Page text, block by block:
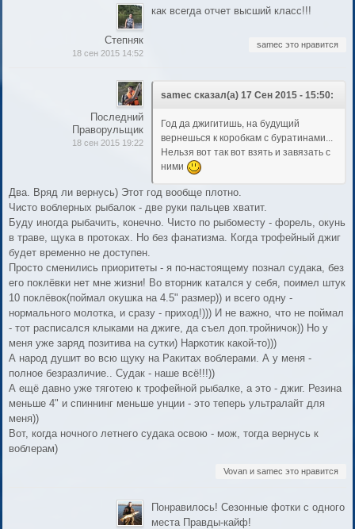
Степняк
18 сен 2015 14:52
как всегда отчет высший класс!!!
samec это нравится
Последний
Праворульщик
18 сен 2015 19:22
samec сказал(а) 17 Сен 2015 - 15:50:
Год да джигитишь, на будущий
вернешься к коробкам с буратинами...
Нельзя вот так вот взять и завязать с
ними
Два. Вряд ли вернусь) Этот год вообще плотно.
Чисто воблерных рыбалок - две руки пальцев хватит.
Буду иногда рыбачить, конечно. Чисто по рыбоместу - форель, окунь
в траве, щука в протоках. Но без фанатизма. Когда трофейный джиг
будет временно не доступен.
Просто сменились приоритеты - я по-настоящему познал судака, без
его поклёвки нет мне жизни! Во вторник катался у себя, поимел штук
10 поклёвок(поймал окушка на 4.5" размер)) и всего одну -
нормального молотка, и сразу - приход!))) И не важно, что не поймал
- тот расписался клыками на джиге, да съел доп.тройничок)) Но у
меня уже заряд позитива на сутки) Наркотик какой-то)))
А народ душит во всю щуку на Ракитах воблерами. А у меня -
полное безразличие.. Судак - наше всё!!!))
А ещё давно уже тяготею к трофейной рыбалке, а это - джиг. Резина
меньше 4" и спиннинг меньше унции - это теперь ультралайт для
меня))
Вот, когда ночного летнего судака освою - мож, тогда вернусь к
воблерам)
Vovan и samec это нравится
Понравилось! Сезонные фотки с одного
места Правды-кайф!